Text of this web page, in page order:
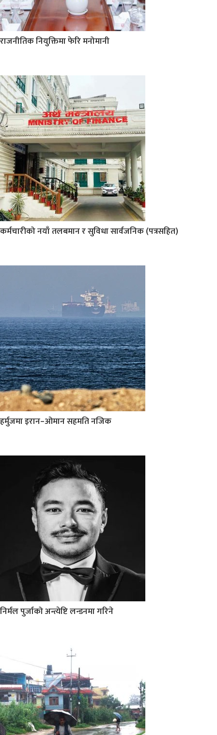
राजनीतिक नियुक्तिमा फेरि मनोमानी
कर्मचारीको नयाँ तलबमान र सुविधा सार्वजनिक (पत्रसहित)
हर्मुजमा इरान–ओमान सहमति नजिक
निर्मल पुर्जाको अन्त्येष्टि लन्डनमा गरिने